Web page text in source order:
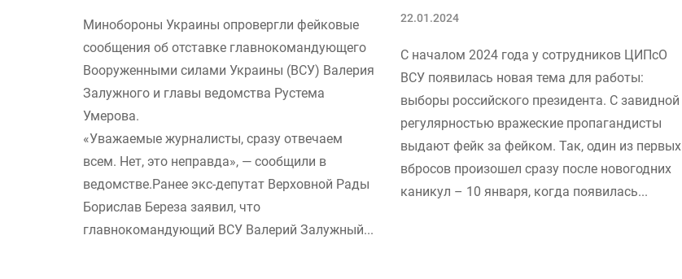
Минобороны Украины опровергли фейковые
сообщения об отставке главнокомандующего
Вооруженными силами Украины (ВСУ) Валерия
Залужного и главы ведомства Рустема
Умерова.
«Уважаемые журналисты, сразу отвечаем
всем. Нет, это неправда», — сообщили в
ведомстве.Ранее экс-депутат Верховной Рады
Борислав Береза заявил, что
главнокомандующий ВСУ Валерий Залужный...
22.01.2024
С началом 2024 года у сотрудников ЦИПсО
ВСУ появилась новая тема для работы:
выборы российского президента. С завидной
регулярностью вражеские пропагандисты
выдают фейк за фейком. Так, один из первых
вбросов произошел сразу после новогодних
каникул – 10 января, когда появилась...